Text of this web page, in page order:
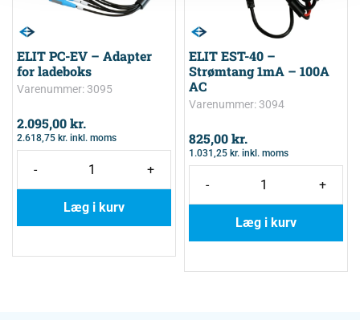
ELIT PC-EV – Adapter
for ladeboks
Varenummer: 3095
2.095,00kr.
2.618,75 kr. inkl. moms
- +
Læg i kurv
ELIT EST-40 –
Strømtang 1mA – 100A
AC
Varenummer: 3094
825,00kr.
1.031,25 kr. inkl. moms
- +
Læg i kurv